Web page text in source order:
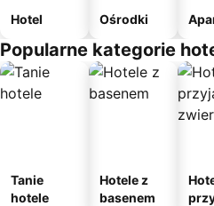
Hotel Ośrodki
Popularne kategorie
Tanie
hotele
Hotele z
basenem